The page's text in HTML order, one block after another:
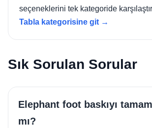
seçeneklerini tek kategoride
Tabla kategorisine git →
Sık Sorulan Sorular
Elephant foot baskıyı
mı?